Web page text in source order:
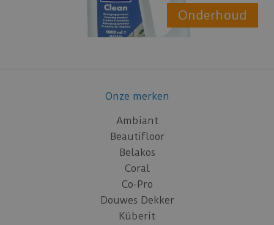
Onderhoud
Onze merken
Ambiant
Beautifloor
Belakos
Coral
Co-Pro
Douwes Dekker
Küberit